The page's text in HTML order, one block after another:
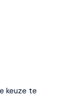
keuze te